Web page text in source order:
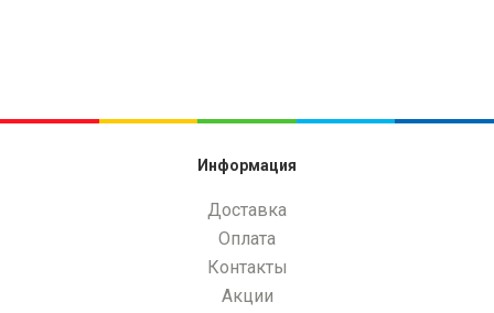
Информация
Доставка
Оплата
Контакты
Акции